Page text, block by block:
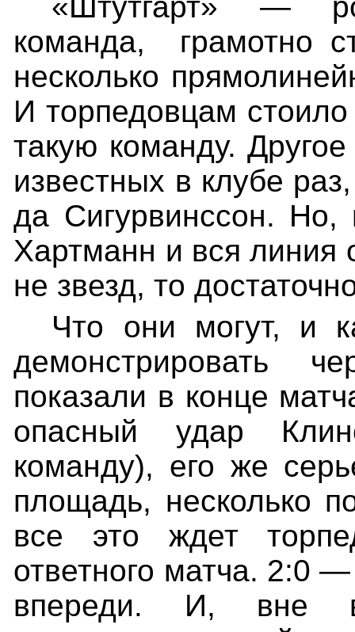
команда,
грамотно
несколько
И торпедовцам стоило
такую команду.
известных в клубе
да Сигурвинссон.
Хартманн и вся
не звезд, то
Что они могут, и
демонстрировать
показали в конце
опасный удар
команду), его же
площадь, несколько
все это ждет
ответного матча. 2:0
впереди. И, вне